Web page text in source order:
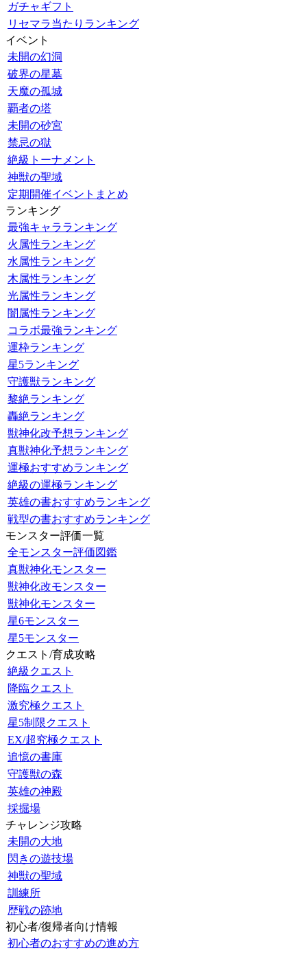
ガチャギフト
リセマラ当たりランキング
イベント
未開の幻洞
破界の星墓
天魔の孤城
覇者の塔
未開の砂宮
禁忌の獄
絶級トーナメント
神獣の聖域
定期開催イベントまとめ
ランキング
最強キャラランキング
火属性ランキング
水属性ランキング
木属性ランキング
光属性ランキング
闇属性ランキング
コラボ最強ランキング
運枠ランキング
星5ランキング
守護獣ランキング
黎絶ランキング
轟絶ランキング
獣神化改予想ランキング
真獣神化予想ランキング
運極おすすめランキング
絶級の運極ランキング
英雄の書おすすめランキング
戦型の書おすすめランキング
モンスター評価一覧
全モンスター評価図鑑
真獣神化モンスター
獣神化改モンスター
獣神化モンスター
星6モンスター
星5モンスター
クエスト/育成攻略
絶級クエスト
降臨クエスト
激究極クエスト
星5制限クエスト
EX/超究極クエスト
追憶の書庫
守護獣の森
英雄の神殿
採掘場
チャレンジ攻略
未開の大地
閃きの遊技場
神獣の聖域
訓練所
歴戦の跡地
初心者/復帰者向け情報
初心者のおすすめの進め方